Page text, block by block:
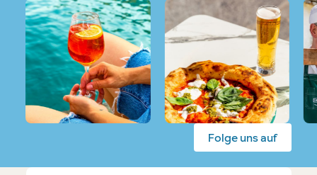
Folge uns auf